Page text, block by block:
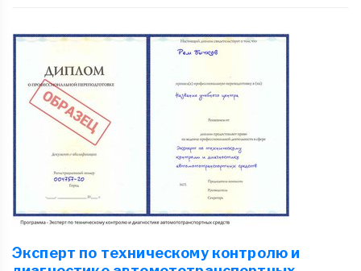
Эксперт по техническому контролю и